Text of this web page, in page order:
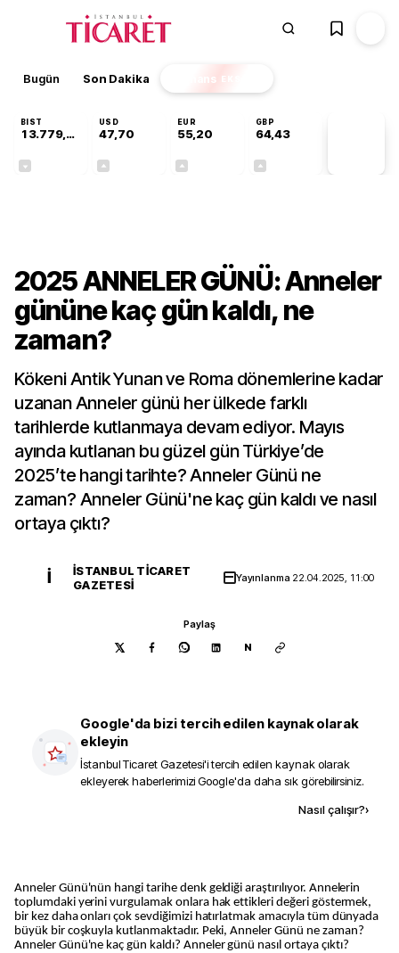
Bugün Son Dakika Finans EKSTRA
BIST
13.779,39
USD
47,70
EUR
55,20
GBP
64,43
2025 ANNELER GÜNÜ: Anneler
gününe kaç gün kaldı, ne
zaman?
Kökeni Antik Yunan ve Roma dönemlerine kadar
uzanan Anneler günü her ülkede farklı
tarihlerde kutlanmaya devam ediyor. Mayıs
ayında kutlanan bu güzel gün Türkiye’de
2025’te hangi tarihte? Anneler Günü ne
zaman? Anneler Günü'ne kaç gün kaldı ve nasıl
ortaya çıktı?
İ
İSTANBUL TICARET
GAZETESI
Yayınlanma 22.04.2025, 11:00
Paylaş
N
Google'da bizi tercih edilen kaynak olarak
ekleyin
İstanbul Ticaret Gazetesi'i tercih edilen kaynak olarak
ekleyerek haberlerimizi Google'da daha sık görebilirsiniz.
Nasıl çalışır?›
Anneler Günü'nün hangi tarihe denk geldiği araştırılıyor. Annelerin
toplumdaki yerini vurgulamak onlara hak ettikleri değeri göstermek,
bir kez daha onları çok sevdiğimizi hatırlatmak amacıyla tüm dünyada
büyük bir coşkuyla kutlanmaktadır. Peki, Anneler Günü ne zaman?
Anneler Günü'ne kaç gün kaldı? Anneler günü nasıl ortaya çıktı?